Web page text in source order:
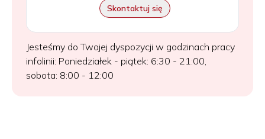
Skontaktuj się
Jesteśmy do Twojej dyspozycji w godzinach pracy
infolinii: Poniedziałek - piątek: 6:30 - 21:00,
sobota: 8:00 - 12:00